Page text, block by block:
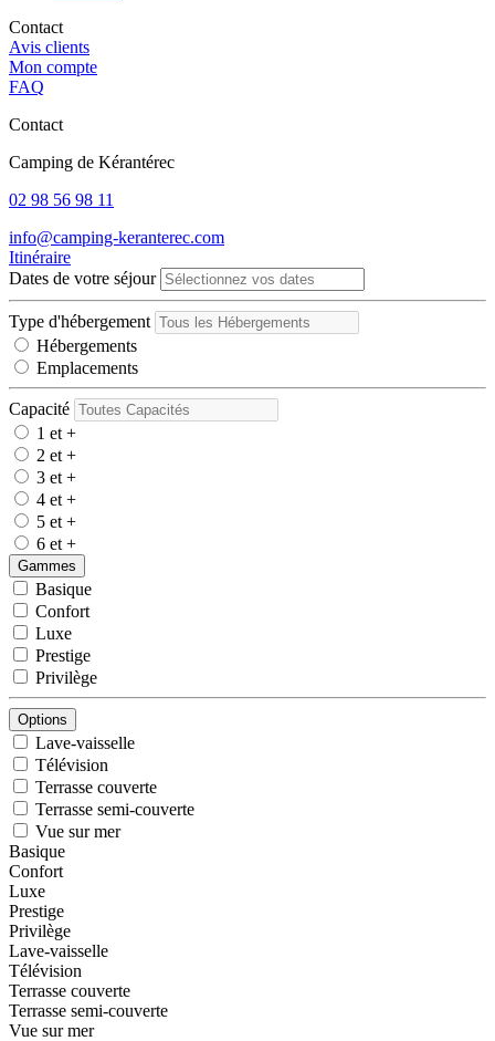
Contact
Avis clients
Mon compte
FAQ
Contact
Camping de Kérantérec
02 98 56 98 11
info@camping-keranterec.com
Itinéraire
Dates de votre séjour
Type d'hébergement
Hébergements
Emplacements
Capacité
1 et +
2 et +
3 et +
4 et +
5 et +
6 et +
Gammes
Basique
Confort
Luxe
Prestige
Privilège
Options
Lave-vaisselle
Télévision
Terrasse couverte
Terrasse semi-couverte
Vue sur mer
Basique
Confort
Luxe
Prestige
Privilège
Lave-vaisselle
Télévision
Terrasse couverte
Terrasse semi-couverte
Vue sur mer